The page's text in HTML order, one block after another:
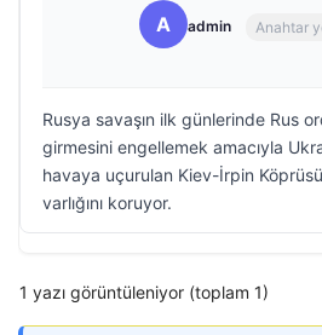
A admin Anahtar
Rusya savaşın ilk günlerinde Rus
girmesini engellemek amacıyla
havaya uçurulan Kiev-İrpin
varlığını koruyor.
1 yazı görüntüleniyor (toplam 1)